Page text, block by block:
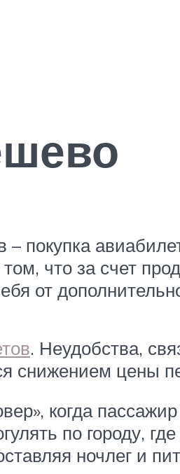
покупка
что за счет
от
. Неудобства,
снижением цены
когда
по городу,
ночлег и